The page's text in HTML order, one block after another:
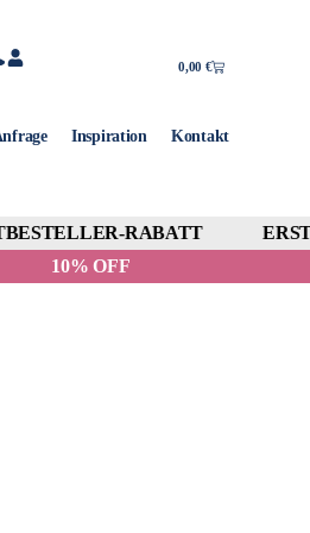
0,00 €
Inspiration Kontakt
RABATT
10% OFF